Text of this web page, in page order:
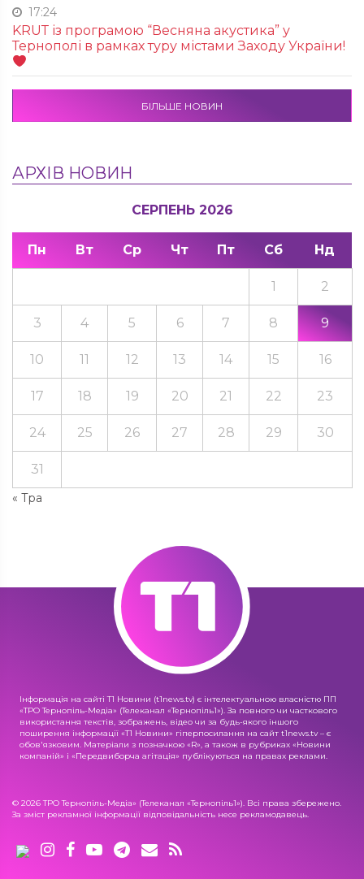
17:24
KRUТ із програмою “Весняна акустика” у
Тернополі в рамках туру містами Заходу України!
БІЛЬШЕ НОВИН
АРХІВ НОВИН
СЕРПЕНЬ 2026
Пн Вт Ср Чт Пт Сб Нд
« Тра
1 2
3 4 5 6 7 8 9
10 11 12 13 14 15 16
17 18 19 20 21 22 23
24 25 26 27 28 29 30
31
Інформація на сайті Т1 Новини (t1news.tv) є інтелектуальною власністю ПП
«ТРО Тернопіль-Медіа» (Телеканал «Тернопіль1»). За повного чи часткового
використання текстів, зображень, відео чи за будь-якого іншого
поширення інформації «Т1 Новини» гіперпосилання на сайт t1news.tv – є
обов'язковим. Матеріали з позначкою «R», а також в рубриках «Новини
компаній» і «Передвиборча агітація» публікуються на правах реклами.
© 2026 ТРО Тернопіль-Медіа» (Телеканал «Тернопіль1»). Всі права збережено.
За зміст рекламної інформації відповідальність несе рекламодавець.